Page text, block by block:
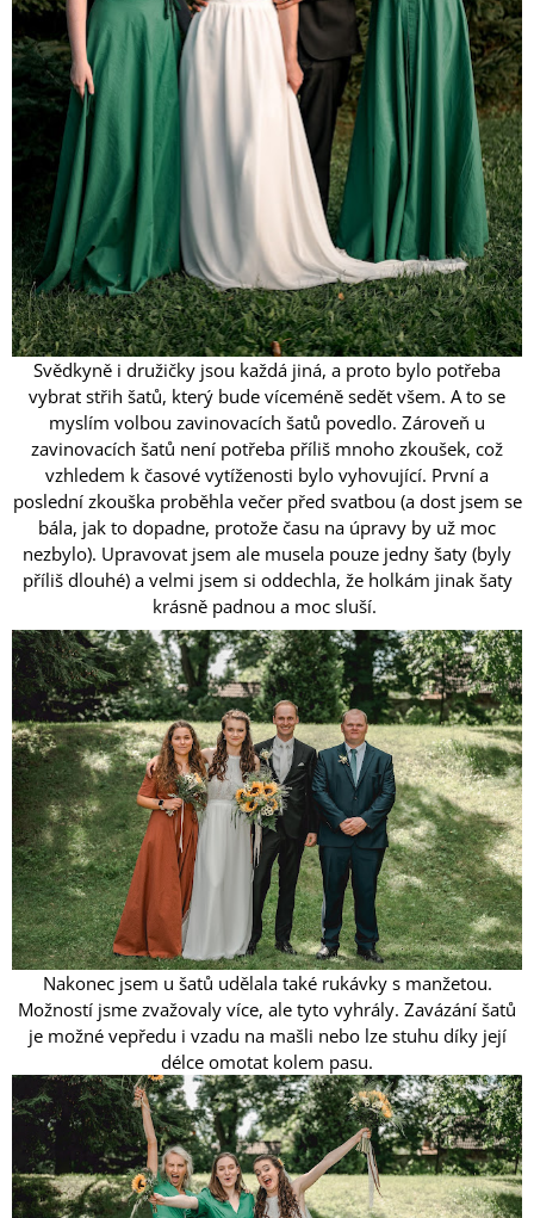
Svědkyně i družičky jsou každá jiná, a proto bylo potřeba
vybrat střih šatů, který bude víceméně sedět všem. A to se
myslím volbou zavinovacích šatů povedlo. Zároveň u
zavinovacích šatů není potřeba příliš mnoho zkoušek, což
vzhledem k časové vytíženosti bylo vyhovující. První a
poslední zkouška proběhla večer před svatbou (a dost jsem se
bála, jak to dopadne, protože času na úpravy by už moc
nezbylo). Upravovat jsem ale musela pouze jedny šaty (byly
příliš dlouhé) a velmi jsem si oddechla, že holkám jinak šaty
krásně padnou a moc sluší.
Nakonec jsem u šatů udělala také rukávky s manžetou.
Možností jsme zvažovaly více, ale tyto vyhrály. Zavázání šatů
je možné vepředu i vzadu na mašli nebo lze stuhu díky její
délce omotat kolem pasu.